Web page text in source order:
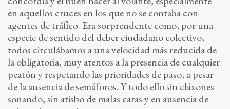
en aquellos cruces en los que no se contaba con
agentes de tráfico. Era sorprendente como, por una
especie de sentido del deber ciudadano colectivo,
todos circulábamos a una velocidad más reducida de
la obligatoria, muy atentos a la presencia de cualquier
peatón y respetando las prioridades de paso, a pesar
de la ausencia de semáforos. Y todo ello sin cláxones
sonando, sin atisbo de malas caras y en ausencia de